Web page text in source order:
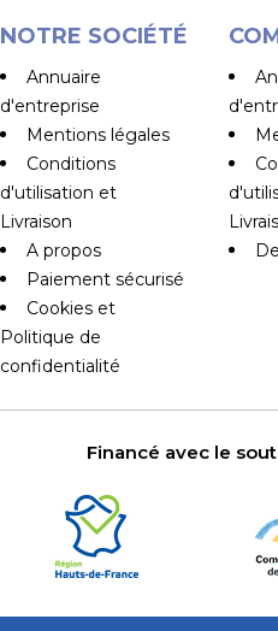
NOTRE SOCIÉTÉ
Annuaire
d'entreprise
Mentions légales
Conditions
d'utilisation et
Livraison
A propos
Paiement sécurisé
Cookies et
Politique de
confidentialité
Financé avec le